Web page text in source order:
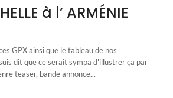
à l’ ARMÉNIE
GPX ainsi que le tableau de nos
dit que ce serait sympa d'illustrer ça par
teaser, bande annonce...